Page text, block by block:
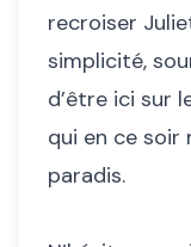
recroiser
simplicité,
d’être ici sur
qui en ce soir
paradis.